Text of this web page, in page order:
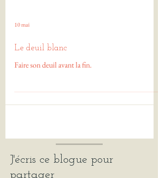
10 mai
Faire son deuil avant la fin.